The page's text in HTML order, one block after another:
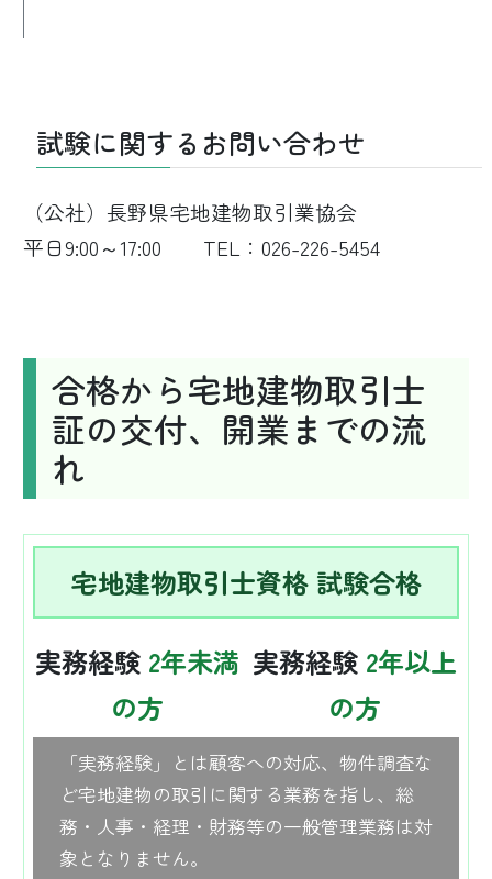
試験に関するお問い合わせ
（公社）長野県宅地建物取引業協会
平日9:00～17:00 TEL：026-226-5454
合格から宅地建物取引士
証の交付、開業までの流
れ
宅地建物取引士資格 試験合格
実務経験 2年未満
の方
実務経験 2年以上
の方
「実務経験」とは顧客への対応、物件調査な
ど宅地建物の取引に関する業務を指し、総
務・人事・経理・財務等の一般管理業務は対
象となりません。